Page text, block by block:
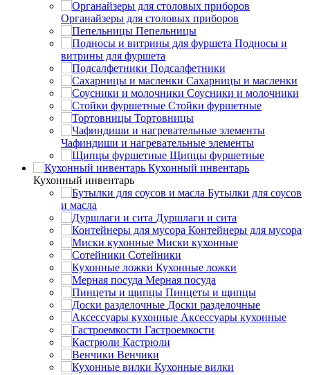
Органайзеры для столовых приборов
Пепельницы
Подносы и
витрины для фуршета
Подсалфетники
Сахарницы и масленки
Соусники и молочники
Стойки фуршетные
Тортовницы
Чафиндиши и нагревательные элементы
Щипцы фуршетные
Кухонный инвентарь
Кухонный инвентарь
Бутылки для соусов
и масла
Дуршлаги и сита
Контейнеры для мусора
Миски кухонные
Сотейники
Кухонные ложки
Мерная посуда
Пинцеты и щипцы
Доски разделочные
Аксессуары кухонные
Гастроемкости
Кастрюли
Венчики
Кухонные вилки